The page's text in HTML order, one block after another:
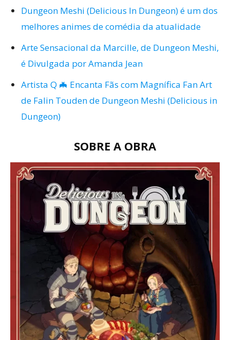
Dungeon Meshi (Delicious In Dungeon) é um dos
melhores animes de comédia da atualidade
Arte Sensacional da Marcille, de Dungeon Meshi,
é Divulgada por Amanda Jean
Artista Q 🦇 Encanta Fãs com Magnífica Fan Art
de Falin Touden de Dungeon Meshi (Delicious in
Dungeon)
SOBRE A OBRA